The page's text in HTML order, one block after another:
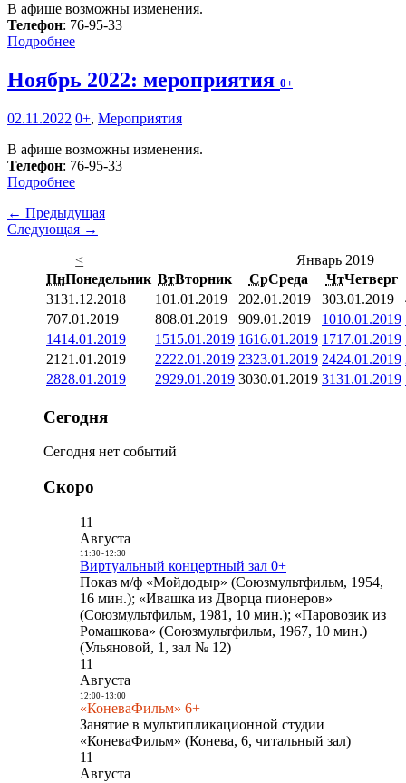
В афише возможны изменения.
Телефон: 76-95-33
Подробнее
Ноябрь 2022: мероприятия 0+
02.11.2022 0+, Мероприятия
В афише возможны изменения.
Телефон: 76-95-33
Подробнее
← Предыдущая
Следующая →
<
Январь 2019
ПнПонедельник ВтВторник СрСреда ЧтЧетверг
3131.12.2018 101.01.2019 202.01.2019 303.01.2019
707.01.2019 808.01.2019 909.01.2019 1010.01.2019
1414.01.2019 1515.01.2019 1616.01.2019 1717.01.2019
21 21.01.2019 2222.01.2019 2323.01.2019 2424.01.2019
2828.01.2019 2929.01.2019 3030.01.2019 3131.01.2019
Сегодня
Сегодня нет событий
Скоро
11
Августа
11:30- 12:30
Виртуальный концертный зал 0+
Показ м/ф «Мойдодыр» (Союзмультфильм, 1954,
16 мин.); «Ивашка из Дворца пионеров»
(Союзмультфильм, 1981, 10 мин.); «Паровозик из
Ромашкова» (Союзмультфильм, 1967, 10 мин.)
(Ульяновой, 1, зал № 12)
11
Августа
12:00- 13:00
«КоневаФильм» 6+
Занятие в мультипликационной студии
«КоневаФильм» (Конева, 6, читальный зал)
11
Августа